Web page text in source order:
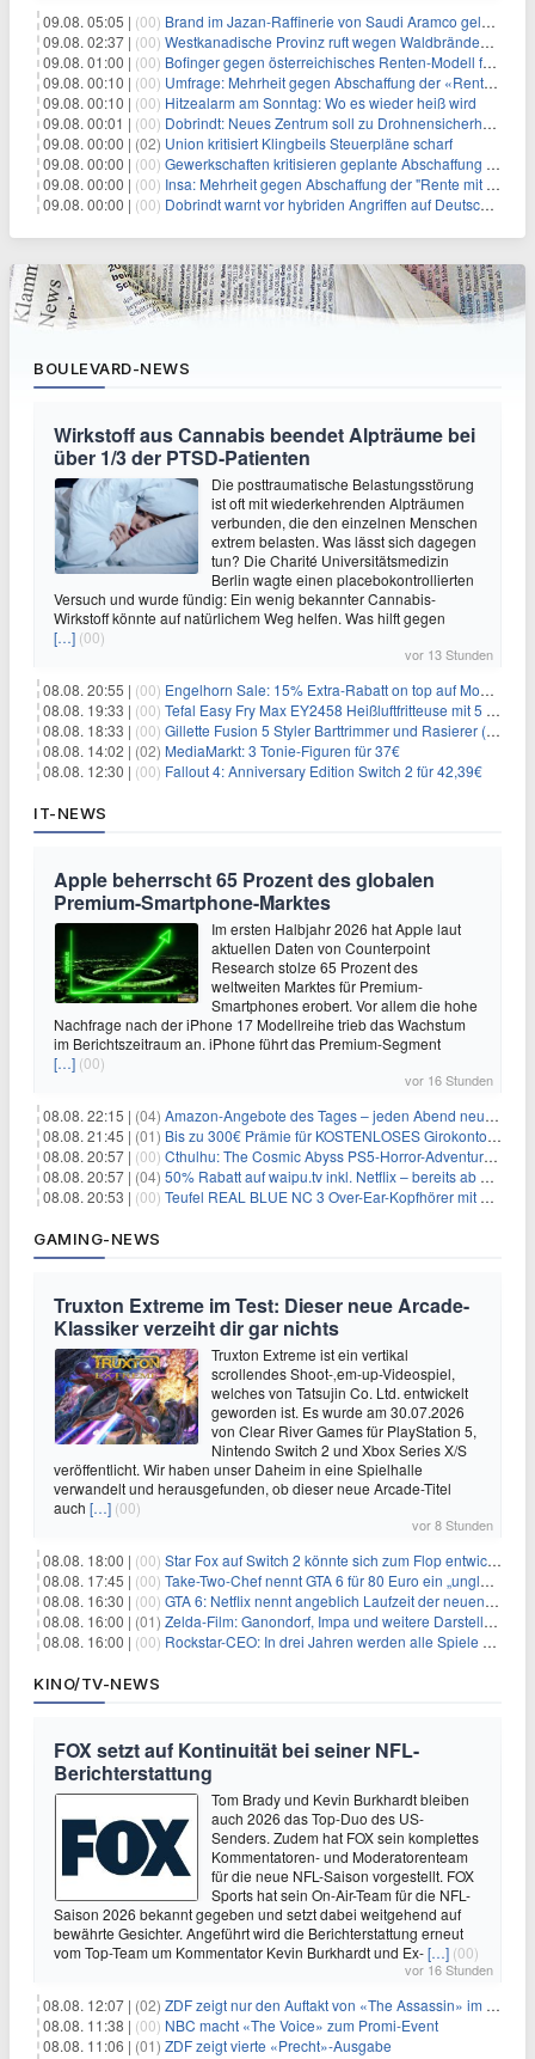
09.08. 05:05 | (00) Brand im Jazan-Raffinerie von Saudi Aramco gelöscht: Auswirkungen auf die Energiemärkte
09.08. 02:37 | (00) Westkanadische Provinz ruft wegen Waldbränden Notstand aus
09.08. 01:00 | (00) Bofinger gegen österreichisches Renten-Modell für Schwerarbeiter
09.08. 00:10 | (00) Umfrage: Mehrheit gegen Abschaffung der «Rente mit 63»
09.08. 00:10 | (00) Hitzealarm am Sonntag: Wo es wieder heiß wird
09.08. 00:01 | (00) Dobrindt: Neues Zentrum soll zu Drohnensicherheit forschen
09.08. 00:00 | (02) Union kritisiert Klingbeils Steuerpläne scharf
09.08. 00:00 | (00) Gewerkschaften kritisieren geplante Abschaffung der "Rente mit 63"
09.08. 00:00 | (00) Insa: Mehrheit gegen Abschaffung der "Rente mit 63"
09.08. 00:00 | (00) Dobrindt warnt vor hybriden Angriffen auf Deutschland
BOULEVARD-NEWS
Wirkstoff aus Cannabis beendet Alpträume bei
über 1/3 der PTSD-Patienten
Die posttraumatische Belastungsstörung
ist oft mit wiederkehrenden Alpträumen
verbunden, die den einzelnen Menschen
extrem belasten. Was lässt sich dagegen
tun? Die Charité Universitätsmedizin
Berlin wagte einen placebokontrollierten
Versuch und wurde fündig: Ein wenig bekannter Cannabis-
Wirkstoff könnte auf natürlichem Weg helfen. Was hilft gegen
[…] (00)
vor 13 Stunden
08.08. 20:55 | (00) Engelhorn Sale: 15% Extra-Rabatt on top auf Mode- und Sport-Artikel
08.08. 19:33 | (00) Tefal Easy Fry Max EY2458 Heißluftfritteuse mit 5 Litern für 64,99€
08.08. 18:33 | (00) Gillette Fusion 5 Styler Barttrimmer und Rasierer (All in One) für 16€
08.08. 14:02 | (02) MediaMarkt: 3 Tonie-Figuren für 37€
08.08. 12:30 | (00) Fallout 4: Anniversary Edition Switch 2 für 42,39€
IT-NEWS
Apple beherrscht 65 Prozent des globalen
Premium-Smartphone-Marktes
Im ersten Halbjahr 2026 hat Apple laut
aktuellen Daten von Counterpoint
Research stolze 65 Prozent des
weltweiten Marktes für Premium-
Smartphones erobert. Vor allem die hohe
Nachfrage nach der iPhone 17 Modellreihe trieb das Wachstum
im Berichtszeitraum an. iPhone führt das Premium-Segment
[…] (00)
vor 16 Stunden
08.08. 22:15 | (04) Amazon-Angebote des Tages – jeden Abend neue Deals zum Stöbern
08.08. 21:45 | (01) Bis zu 300€ Prämie für KOSTENLOSES Girokonto bei der Santander – 50€ schon nach 1 Woche!
08.08. 20:57 | (00) Cthulhu: The Cosmic Abyss PS5-Horror-Adventure für 27,99€
08.08. 20:57 | (04) 50% Rabatt auf waipu.tv inkl. Netflix – bereits ab 9€/Monat (statt 17,99€)
08.08. 20:53 | (00) Teufel REAL BLUE NC 3 Over-Ear-Kopfhörer mit ANC für 149,99€
GAMING-NEWS
Truxton Extreme im Test: Dieser neue Arcade-
Klassiker verzeiht dir gar nichts
Truxton Extreme ist ein vertikal
scrollendes Shoot-‚em-up-Videospiel,
welches von Tatsujin Co. Ltd. entwickelt
geworden ist. Es wurde am 30.07.2026
von Clear River Games für PlayStation 5,
Nintendo Switch 2 und Xbox Series X/S
veröffentlicht. Wir haben unser Daheim in eine Spielhalle
verwandelt und herausgefunden, ob dieser neue Arcade-Titel
auch […] (00)
vor 8 Stunden
08.08. 18:00 | (00) Star Fox auf Switch 2 könnte sich zum Flop entwickeln
08.08. 17:45 | (00) Take-Two-Chef nennt GTA 6 für 80 Euro ein „unglaubliches Schnäppchen“
08.08. 16:30 | (00) GTA 6: Netflix nennt angeblich Laufzeit der neuen Gameplay-Präsentation
08.08. 16:00 | (01) Zelda-Film: Ganondorf, Impa und weitere Darsteller sollen feststehen
08.08. 16:00 | (00) Rockstar-CEO: In drei Jahren werden alle Spiele gestreamt
KINO/TV-NEWS
FOX setzt auf Kontinuität bei seiner NFL-
Berichterstattung
Tom Brady und Kevin Burkhardt bleiben
auch 2026 das Top-Duo des US-
Senders. Zudem hat FOX sein komplettes
Kommentatoren- und Moderatorenteam
für die neue NFL-Saison vorgestellt. FOX
Sports hat sein On-Air-Team für die NFL-
Saison 2026 bekannt gegeben und setzt dabei weitgehend auf
bewährte Gesichter. Angeführt wird die Berichterstattung erneut
vom Top-Team um Kommentator Kevin Burkhardt und Ex-[…] (00)
vor 16 Stunden
08.08. 12:07 | (02) ZDF zeigt nur den Auftakt von «The Assassin» im Fernsehen
08.08. 11:38 | (00) NBC macht «The Voice» zum Promi-Event
08.08. 11:06 | (01) ZDF zeigt vierte «Precht»-Ausgabe